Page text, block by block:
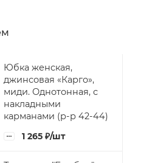
Юбка женская,
джинсовая «Карго»,
миди. Однотонная, с
накладными
карманами (р-р 42-44)
1 265 ₽/шт